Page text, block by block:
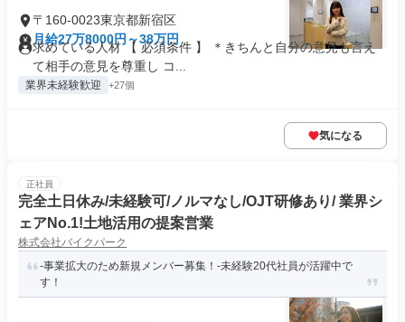
〒160-0023東京都新宿区
月給27万8000円～38万円
求めている人材 【 必須条件 】 ＊きちんと自分の意見も言え
て相手の意見を尊重し コ...
業界未経験歓迎 +27個
気になる
正社員
完全土日休み/未経験可/ノルマなし/OJT研修あり/ 業界シ
ェアNo.1!土地活用の提案営業
株式会社バイクパーク
-事業拡大のため新規メンバー募集！-未経験20代社員が活躍中で
す！